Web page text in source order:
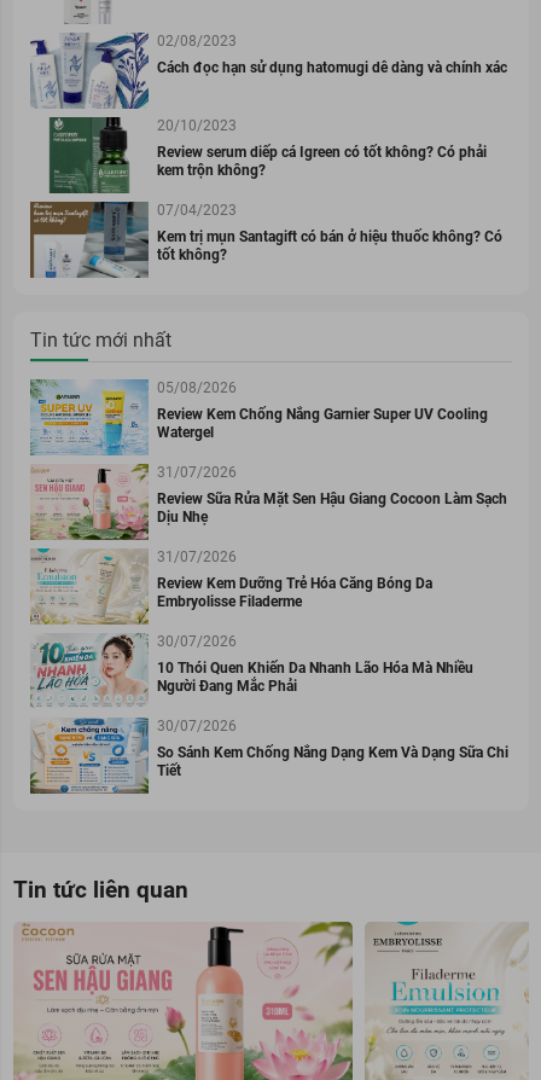
02/08/2023
Cách đọc hạn sử dụng hatomugi dễ dàng và chính xác
20/10/2023
Review serum diếp cá Igreen có tốt không? Có phải
kem trộn không?
07/04/2023
Kem trị mụn Santagift có bán ở hiệu thuốc không? Có
tốt không?
Tin tức mới nhất
05/08/2026
Review Kem Chống Nắng Garnier Super UV Cooling
Watergel
31/07/2026
Review Sữa Rửa Mặt Sen Hậu Giang Cocoon Làm Sạch
Dịu Nhẹ
31/07/2026
Review Kem Dưỡng Trẻ Hóa Căng Bóng Da
Embryolisse Filaderme
30/07/2026
10 Thói Quen Khiến Da Nhanh Lão Hóa Mà Nhiều
Người Đang Mắc Phải
30/07/2026
So Sánh Kem Chống Nắng Dạng Kem Và Dạng Sữa Chi
Tiết
Tin tức liên quan